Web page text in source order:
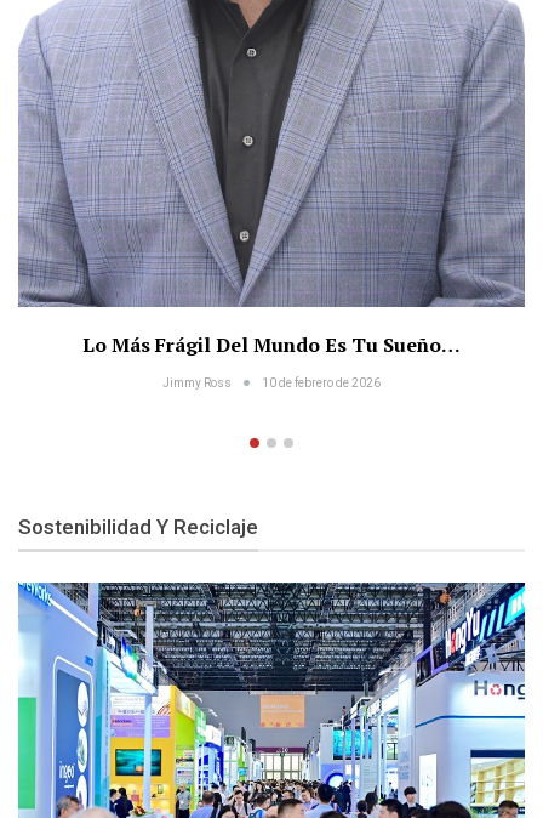
Lo Más Frágil Del Mundo Es Tu Sueño…
Jimmy Ross 10 de febrero de 2026
Sostenibilidad Y Reciclaje